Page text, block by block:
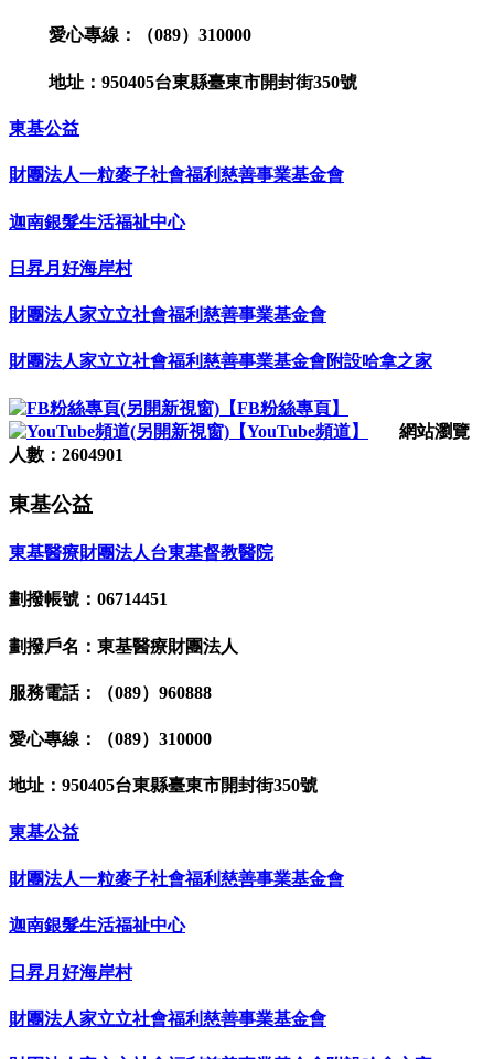
愛心專線：（089）310000
地址：950405台東縣臺東市開封街350號
東基公益
財團法人一粒麥子社會福利慈善事業基金會
迦南銀髮生活福祉中心
日昇月好海岸村
財團法人家立立社會福利慈善事業基金會
財團法人家立立社會福利慈善事業基金會附設哈拿之家
【FB粉絲專頁】
【YouTube頻道】
網站瀏覽
人數：2604901
東基公益
東基醫療財團法人台東基督教醫院
劃撥帳號：06714451
劃撥戶名：東基醫療財團法人
服務電話：（089）960888
愛心專線：（089）310000
地址：950405台東縣臺東市開封街350號
東基公益
財團法人一粒麥子社會福利慈善事業基金會
迦南銀髮生活福祉中心
日昇月好海岸村
財團法人家立立社會福利慈善事業基金會